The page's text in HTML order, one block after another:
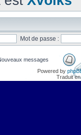
Mot de passe :
messages
Powered by
Traduit